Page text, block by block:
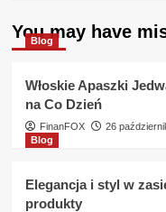
You may have
Blog
Włoskie Apaszki
na Co Dzień
FinanFOX
26
Blog
Elegancja i styl w
produkty